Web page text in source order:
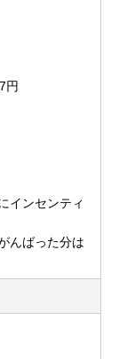
円
インセンティ
んばった分は